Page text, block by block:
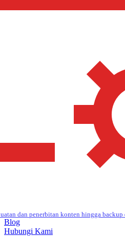
dan penerbitan konten hingga backup
Blog
Hubungi Kami